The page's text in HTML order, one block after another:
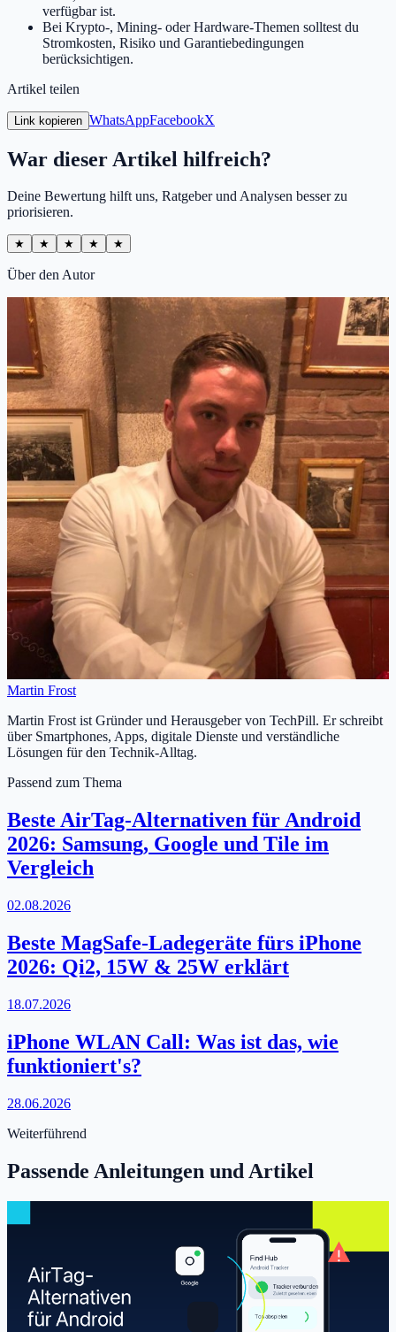
verfügbar ist.
Bei Krypto-, Mining- oder Hardware-Themen solltest du
Stromkosten, Risiko und Garantiebedingungen
berücksichtigen.
Artikel teilen
Link kopieren WhatsAppFacebookX
War dieser Artikel hilfreich?
Deine Bewertung hilft uns, Ratgeber und Analysen besser zu
priorisieren.
★ ★ ★ ★ ★
Über den Autor
Martin Frost
Martin Frost ist Gründer und Herausgeber von TechPill. Er schreibt
über Smartphones, Apps, digitale Dienste und verständliche
Lösungen für den Technik-Alltag.
Passend zum Thema
Beste AirTag-Alternativen für Android
2026: Samsung, Google und Tile im
Vergleich
02.08.2026
Beste MagSafe-Ladegeräte fürs iPhone
2026: Qi2, 15W & 25W erklärt
18.07.2026
iPhone WLAN Call: Was ist das, wie
funktioniert's?
28.06.2026
Weiterführend
Passende Anleitungen und Artikel